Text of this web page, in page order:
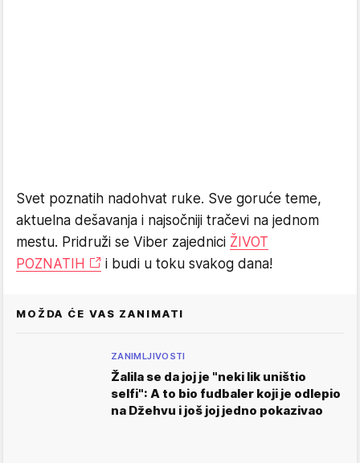
Svet poznatih nadohvat ruke. Sve goruće teme,
aktuelna dešavanja i najsočniji tračevi na jednom
mestu. Pridruži se Viber zajednici ŽIVOT
POZNATIH
i budi u toku svakog dana!
MOŽDA ĆE VAS ZANIMATI
ZANIMLJIVOSTI
Žalila se da joj je "neki lik uništio
selfi": A to bio fudbaler koji je odlepio
na Džehvu i još joj jedno pokazivao